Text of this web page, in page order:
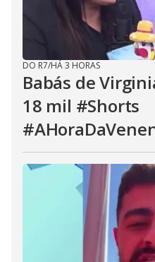
DO R7/HÁ 3 HORAS
Babás de
18 mil #Shorts